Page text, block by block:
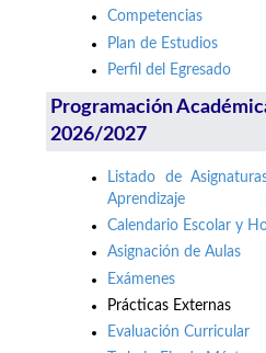
Competencias
Plan de Estudios
Perfil del Egresado
Programación
2026/2027
Listado de
Aprendizaje
Calendario Escolar y
Asignación de Aulas
Exámenes
Prácticas Externas
Evaluación Curricular